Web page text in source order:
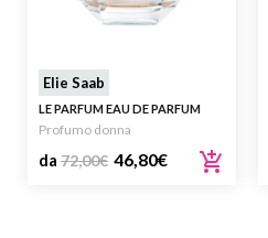
Elie Saab
LE PARFUM EAU DE PARFUM
Profumo donna
da 72,00€ 46,80€